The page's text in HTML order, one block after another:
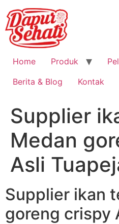
Home Produk
Berita & Blog
Kontak
Supplier
Medan
Asli
Supplier ikan
goreng crispy